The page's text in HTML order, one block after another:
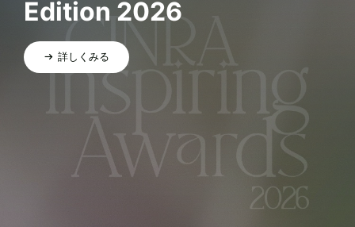
Edition 2026
詳しくみる